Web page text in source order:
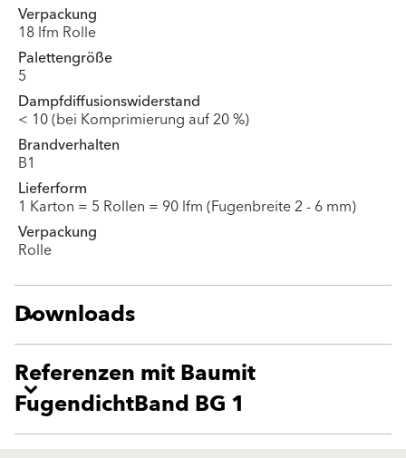
Verpackung
18 lfm Rolle
Palettengröße
5
Dampfdiffusionswiderstand
< 10 (bei Komprimierung auf 20 %)
Brandverhalten
B1
Lieferform
1 Karton = 5 Rollen = 90 lfm (Fugenbreite 2 - 6 mm)
Verpackung
Rolle
Downloads
Referenzen mit Baumit
FugendichtBand BG 1